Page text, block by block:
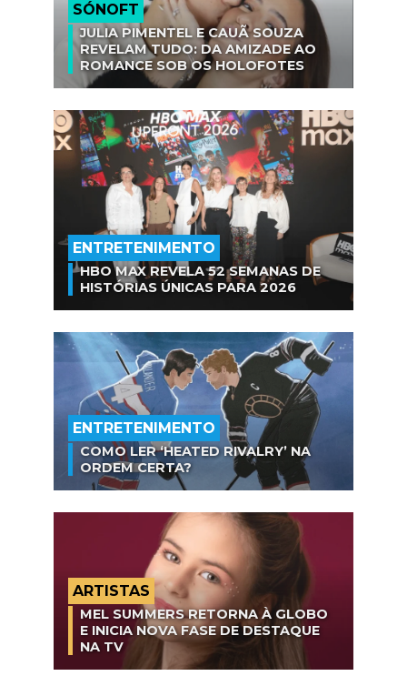
SÓNOFT
JULIA PIMENTEL E CAUÃ SOUZA
REVELAM TUDO: DA AMIZADE AO
ROMANCE SOB OS HOLOFOTES
ENTRETENIMENTO
HBO MAX REVELA 52 SEMANAS DE
HISTÓRIAS ÚNICAS PARA 2026
ENTRETENIMENTO
COMO LER ‘HEATED RIVALRY’ NA
ORDEM CERTA?
ARTISTAS
MEL SUMMERS RETORNA À GLOBO
E INICIA NOVA FASE DE DESTAQUE
NA TV